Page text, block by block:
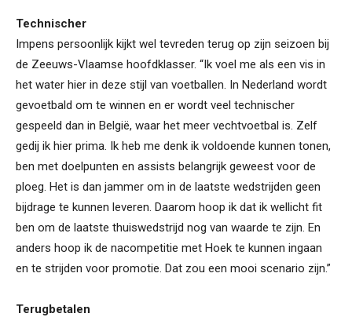
Technischer
Impens persoonlijk kijkt wel tevreden terug op zijn seizoen bij
de Zeeuws-Vlaamse hoofdklasser. “Ik voel me als een vis in
het water hier in deze stijl van voetballen. In Nederland wordt
gevoetbald om te winnen en er wordt veel technischer
gespeeld dan in België, waar het meer vechtvoetbal is. Zelf
gedij ik hier prima. Ik heb me denk ik voldoende kunnen tonen,
ben met doelpunten en assists belangrijk geweest voor de
ploeg. Het is dan jammer om in de laatste wedstrijden geen
bijdrage te kunnen leveren. Daarom hoop ik dat ik wellicht fit
ben om de laatste thuiswedstrijd nog van waarde te zijn. En
anders hoop ik de nacompetitie met Hoek te kunnen ingaan
en te strijden voor promotie. Dat zou een mooi scenario zijn.”
Terugbetalen